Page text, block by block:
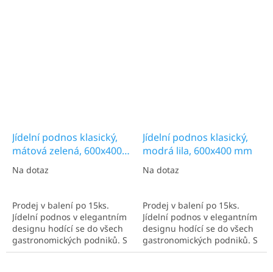
Jídelní podnos klasický,
mátová zelená, 600x400
mm
Na dotaz
Prodej v balení po 15ks.
Jídelní podnos v elegantním
designu hodící se do všech
gastronomických podniků. S
rozměry 600x400 mm.
Jídelní podnos klasický,
modrá lila, 600x400 mm
Na dotaz
Prodej v balení po 15ks.
Jídelní podnos v elegantním
designu hodící se do všech
gastronomických podniků. S
rozměry 600x400 mm.